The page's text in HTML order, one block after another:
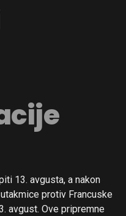
13. avgusta, a nakon
protiv Francuske
avgust. Ove pripremne